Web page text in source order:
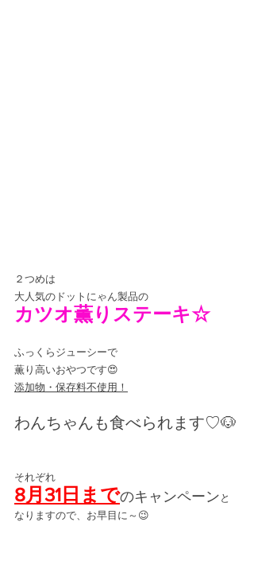
２つめは
大人気のドットにゃん製品の
カツオ薫りステーキ☆
ふっくらジューシーで
薫り高いおやつです😍
添加物・保存料不使用！
わんちゃんも食べられます♡🐶
それぞれ
8月31日までのキャンペーン と
なりますので、お早目に～😉